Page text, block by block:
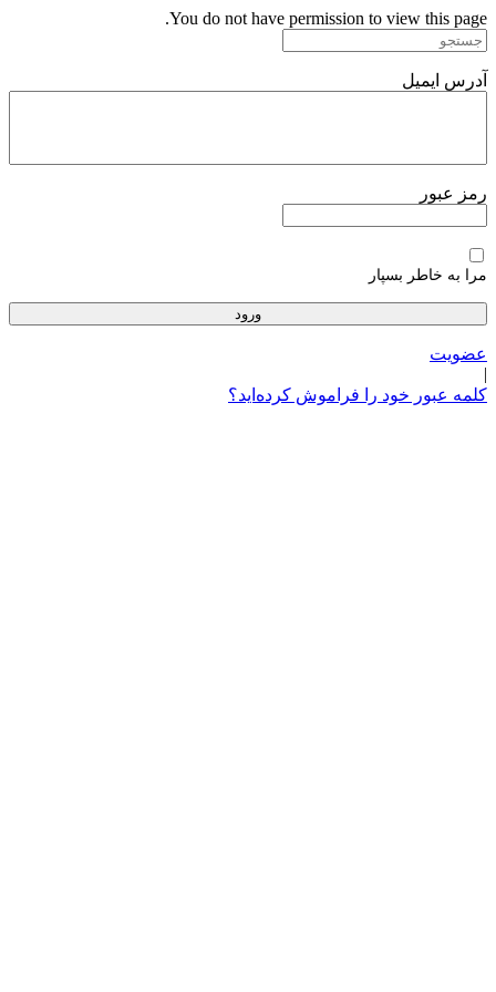
پرش
به
You do not have permission to view this page.
آدرس ایمیل
رمز عبور
مرا به خاطر بسپار
عضویت
|
کلمه عبور خود را فراموش کرده‌اید؟